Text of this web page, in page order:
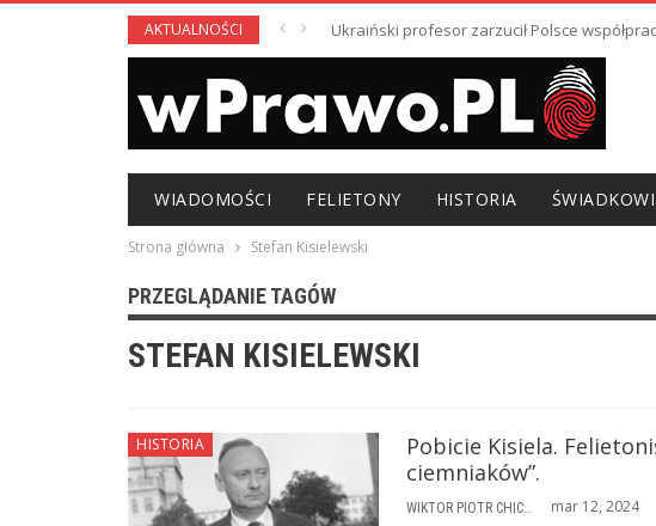
AKTUALNOŚCI Ukraiński profesor zarzucił Polsce
WIADOMOŚCI FELIETONY HISTORIA
Strona główna Stefan Kisielewski
PRZEGLĄDANIE TAGÓW
STEFAN KISIELEWSKI
HISTORIA
Pobicie Kisiela.
ciemniaków”.
mar 12, 2024